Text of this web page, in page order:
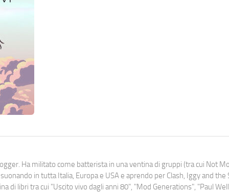
Ha militato come batterista in una ventina di gruppi (tra cui Not
in tutta Italia, Europa e USA e aprendo per Clash, Iggy and
di libri tra cui "Uscito vivo dagli anni 80", "Mod Generations", "Paul